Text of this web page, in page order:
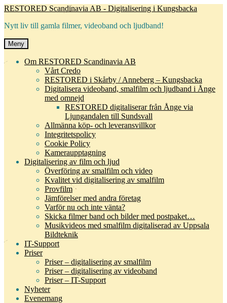
Hoppa
navigering
Hoppa
innehåll
RESTORED Scandinavia AB - Digitalisering i Kungsbacka
Nytt liv till gamla filmer, videoband och ljudband!
Meny
Om RESTORED Scandinavia AB
Vårt Credo
RESTORED i Skårby / Anneberg – Kungsbacka
Digitalisera videoband, smalfilm och ljudband i Ånge
med omnejd
RESTORED digitaliserar från Ånge via
Ljungandalen till Sundsvall
Allmänna köp- och leveransvillkor
Integritetspolicy
Cookie Policy
Kameraupptagning
Digitalisering av film och ljud
Överföring av smalfilm och video
Kvalitet vid digitalisering av smalfilm
Provfilm
Jämförelser med andra företag
Varför nu och inte vänta?
Skicka filmer band och bilder med postpaket…
Musikvideos med smalfilm digitaliserad av Uppsala
Bildteknik
IT-Support
Priser
Priser – digitalisering av smalfilm
Priser – digitalisering av videoband
Priser – IT-Support
Nyheter
Evenemang